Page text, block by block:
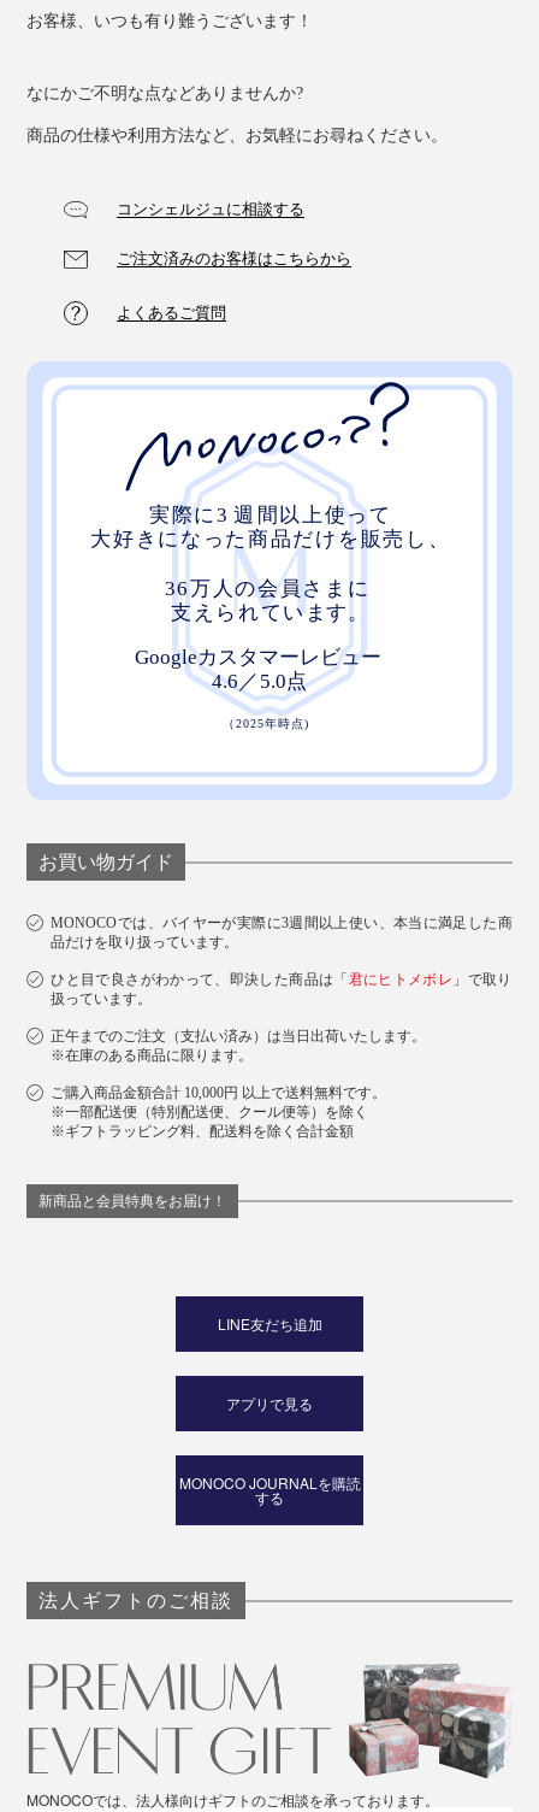
お客様、いつも有り難うございます！
なにかご不明な点などありませんか?
商品の仕様や利用方法など、お気軽にお尋ねください。
コンシェルジュに相談する
ご注文済みのお客様はこちらから
よくあるご質問
お買い物ガイド
MONOCOでは、バイヤーが実際に3週間以上使い、本当に満足した商
品だけを取り扱っています。
ひと目で良さがわかって、即決した商品は「 君にヒトメボレ 」で取り
扱っています。
正午までのご注文（支払い済み）は当日出荷いたします。
※在庫のある商品に限ります。
ご購入商品金額合計 10,000円 以上で送料無料です。
※一部配送便（特別配送便、クール便等）を除く
※ギフトラッピング料、配送料を除く合計金額
新商品と会員特典をお届け！
LINE友だち追加
アプリで見る
MONOCO JOURNALを購読
する
法人ギフトのご相談
MONOCOでは、法人様向けギフトのご相談を承っております。